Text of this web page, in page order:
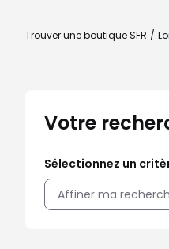
Trouver une boutique SFR
Votre
Sélectionnez un
Affiner ma